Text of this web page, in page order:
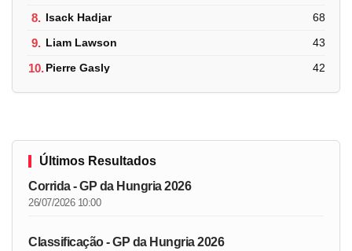
8. Isack Hadjar 68
9. Liam Lawson 43
10.Pierre Gasly 42
Últimos Resultados
Corrida - GP da Hungria 2026
26/07/2026 10:00
Classificação - GP da Hungria 2026